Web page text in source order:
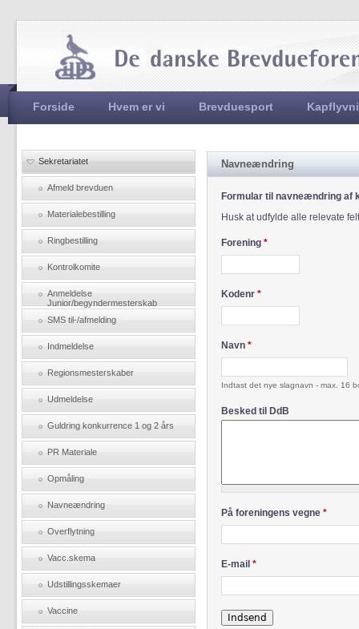
Hovedmenu
Forside Hvem er vi Brevduesport
Navneændring
Formular til navneændring af
Husk at udfylde alle relevate
Forening *
Kodenr *
Navn *
Indtast det nye slagnavn - max. 16
Besked til DdB
På foreningens vegne *
E-mail *
Sekretariatet
Afmeld brevduen
Materialebestilling
Ringbestilling
Kontrolkomite
Anmeldelse
Junior/begyndermesterskab
SMS til-/afmelding
Indmeldelse
Regionsmesterskaber
Udmeldelse
Guldring konkurrence 1 og 2 års
PR Materiale
Opmåling
Navneændring
Overflytning
Vacc.skema
Udstillingsskemaer
Vaccine